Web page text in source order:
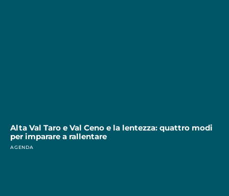
Alta Val Taro e Val Ceno e la lentezza: quattro modi
per imparare a rallentare
AGENDA